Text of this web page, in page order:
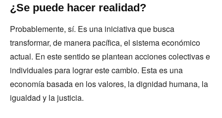
¿Se puede hacer realidad?
Probablemente, sí. Es una iniciativa que busca
transformar, de manera pacífica, el sistema económico
actual. En este sentido se plantean acciones colectivas e
individuales para lograr este cambio. Esta es una
economía basada en los valores, la dignidad humana, la
igualdad y la justicia.